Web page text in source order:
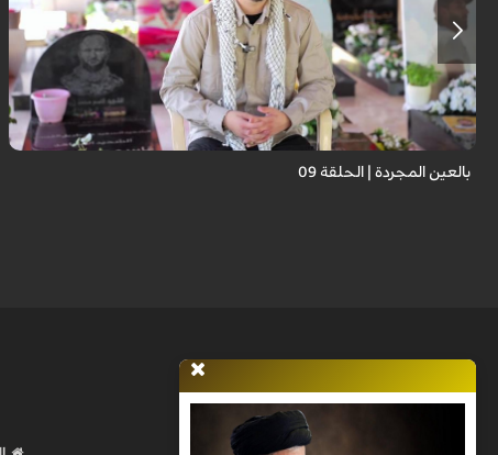
برنامج "بالعين المجردة" هو توثيق إنسانيٌّ شجاعٌ للحياة تحت وطأة الحرب، حيث
نستمع فيه إلى شهاداتٍ حيّةٍ لأشخاص عايشوا التفجيرات والدمار، فنرى بعيونهم
ت...
بالعين المجردة | الحلقة 09